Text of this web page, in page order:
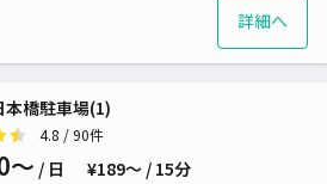
詳細へ
本橋駐車場(1)
4.8 / 90件
〜 / 日 ¥189〜 / 15分